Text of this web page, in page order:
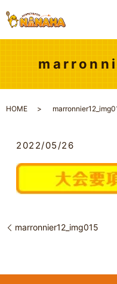
HOME
2022/05/26
marronnier12_img015